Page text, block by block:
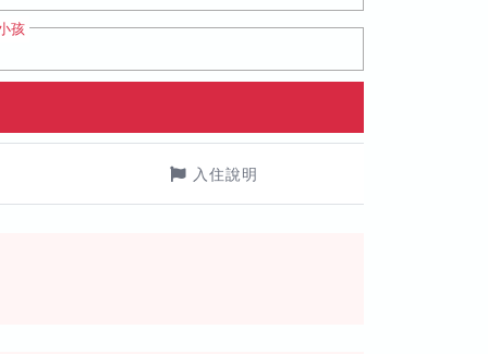
孩
入住說明